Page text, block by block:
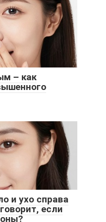
– как
и ухо справа
если